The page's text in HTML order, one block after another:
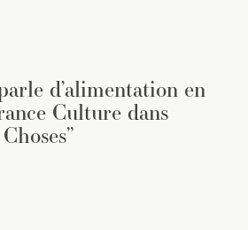
d’alimentation en
Culture dans